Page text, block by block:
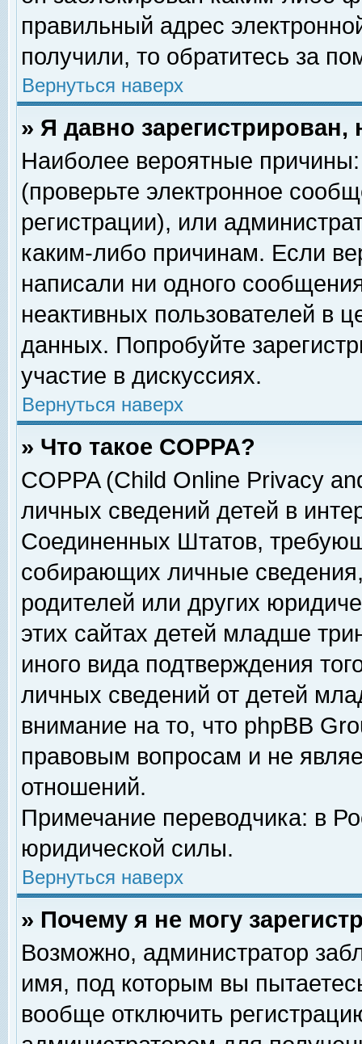
правильный адрес
получили, то обратитесь за
Вернуться наверх
» Я давно
Наиболее вероятные
(проверьте электронное
регистрации), или
каким-либо причинам. Если
написали ни одного
неактивных пользователей в
данных. Попробуйте
участие в дискуссиях.
Вернуться наверх
» Что такое COPPA?
COPPA (Child Online Privacy
личных сведений детей в
Соединенных Штатов,
собирающих личные
родителей или других
этих сайтах детей младше
иного вида подтверждения
личных сведений от детей
внимание на то, что phpBB
правовым вопросам и не
отношений.
Примечание переводчика: в
юридической силы.
Вернуться наверх
» Почему я не могу
Возможно, администратор
имя, под которым вы
вообще отключить